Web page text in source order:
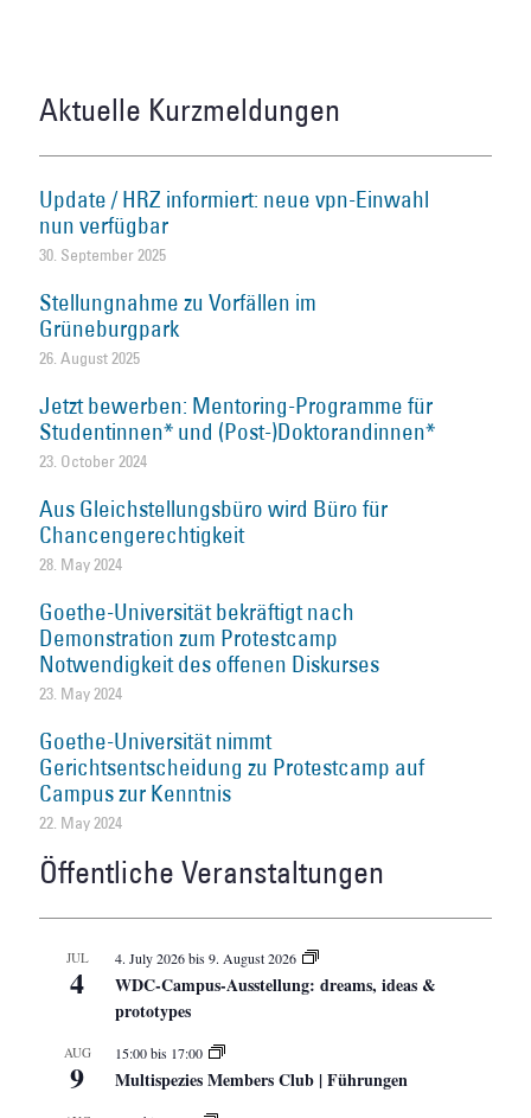
Aktuelle Kurzmeldungen
Update / HRZ informiert: neue vpn-Einwahl
nun verfügbar
30. September 2025
Stellungnahme zu Vorfällen im
Grüneburgpark
26. August 2025
Jetzt bewerben: Mentoring-Programme für
Studentinnen* und (Post-)Doktorandinnen*
23. October 2024
Aus Gleichstellungsbüro wird Büro für
Chancengerechtigkeit
28. May 2024
Goethe-Universität bekräftigt nach
Demonstration zum Protestcamp
Notwendigkeit des offenen Diskurses
23. May 2024
Goethe-Universität nimmt
Gerichtsentscheidung zu Protestcamp auf
Campus zur Kenntnis
22. May 2024
Öffentliche Veranstaltungen
JUL
4
4. July 2026bis9. August 2026
WDC-Campus-Ausstellung: dreams, ideas &
prototypes
AUG
9
15:00bis 17:00
Multispezies Members Club | Führungen